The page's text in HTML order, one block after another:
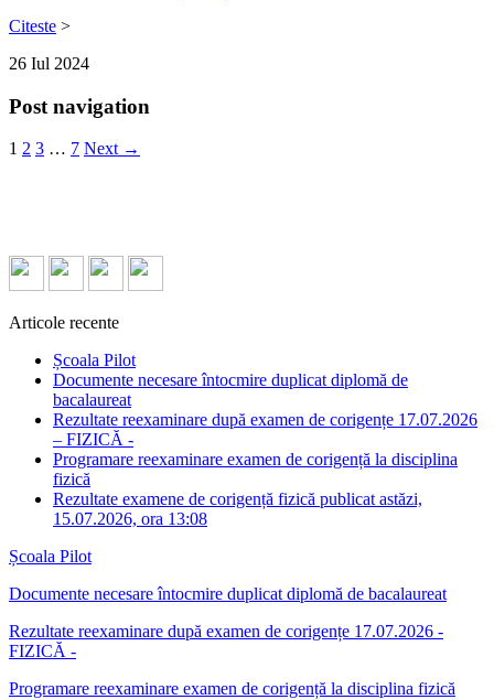
Citeste >
26 Iul 2024
Post navigation
1 2 3 … 7 Next →
Articole recente
Școala Pilot
Documente necesare întocmire duplicat diplomă de
bacalaureat
Rezultate reexaminare după examen de corigențe 17.07.2026
– FIZICĂ -
Programare reexaminare examen de corigență la disciplina
fizică
Rezultate examene de corigență fizică publicat astăzi,
15.07.2026, ora 13:08
Școala Pilot
Documente necesare întocmire duplicat diplomă de bacalaureat
Rezultate reexaminare după examen de corigențe 17.07.2026 -
FIZICĂ -
Programare reexaminare examen de corigență la disciplina fizică